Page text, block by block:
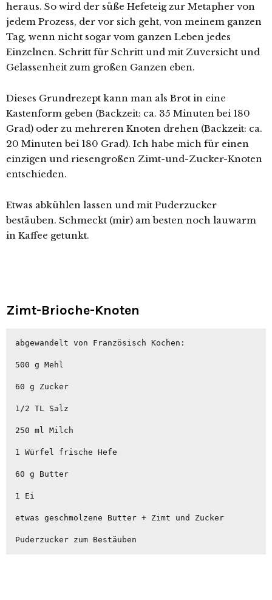
heraus. So wird der süße Hefeteig zur Metapher von
jedem Prozess, der vor sich geht, von meinem ganzen
Tag, wenn nicht sogar vom ganzen Leben jedes
Einzelnen. Schritt für Schritt und mit Zuversicht und
Gelassenheit zum großen Ganzen eben.
Dieses Grundrezept kann man als Brot in eine
Kastenform geben (Backzeit: ca. 35 Minuten bei 180
Grad) oder zu mehreren Knoten drehen (Backzeit: ca.
20 Minuten bei 180 Grad). Ich habe mich für einen
einzigen und riesengroßen Zimt-und-Zucker-Knoten
entschieden.
Etwas abkühlen lassen und mit Puderzucker
bestäuben. Schmeckt (mir) am besten noch lauwarm
in Kaffee getunkt.
Zimt-Brioche-Knoten
abgewandelt von Französisch Kochen :
500 g Mehl
60 g Zucker
1/2 TL Salz
250 ml Milch
1 Würfel frische Hefe
60 g Butter
1 Ei
etwas geschmolzene Butter + Zimt und Zucker
Puderzucker zum Bestäuben